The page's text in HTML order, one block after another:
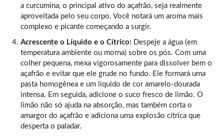
a curcumina, o principal ativo do açafrão, seja realmente
aproveitada pelo seu corpo. Você notará um aroma mais
complexo e picante começando a surgir.
Acrescente o Líquido e o Cítrico: Despeje a água (em
temperatura ambiente ou morna) sobre os pós. Com uma
colher pequena, mexa vigorosamente para dissolver bem o
açafrão e evitar que ele grude no fundo. Ele formará uma
pasta homogênea e um líquido de cor amarelo-dourada
intensa. Em seguida, adicione o suco fresco de limão. O
limão não só ajuda na absorção, mas também corta o
amargor do açafrão e adiciona uma explosão cítrica que
desperta o paladar.